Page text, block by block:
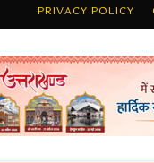
PRIVACY POLICY